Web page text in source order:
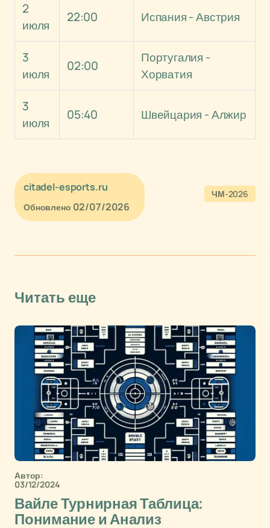
2
июля
22:00 Испания - Австрия
3
июля
02:00
Португалия -
Хорватия
3
июля
05:40 Швейцария - Алжир
citadel-esports.ru
Обновлено 02/07/2026
ЧМ-2026
Читать еще
Автор:
03/12/2024
Вайле Турнирная Таблица:
Понимание и Анализ